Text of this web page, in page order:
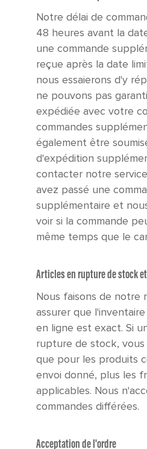
Notre délai de
48 heures avant la
une commande
reçue après la date
nous essaierons d'y
ne pouvons pas
expédiée avec votre
commandes
également être
d'expédition
contacter notre
avez passé une
supplémentaire et
voir si la commande
même temps que le
Articles en rupture de stock
Nous faisons de notre
assurer que
en ligne est exact. Si
rupture de stock,
que pour les produits
envoi donné, plus les
applicables. Nous
commandes différées.
Acceptation de l'ordre